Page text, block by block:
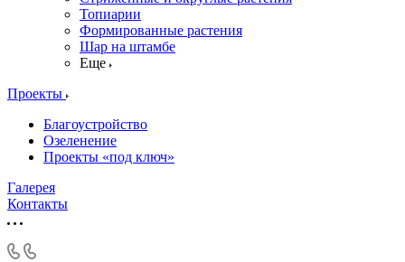
Топиарии
Формированные растения
Шар на штамбе
Еще
Проекты
Благоустройство
Озеленение
Проекты «под ключ»
Галерея
Контакты